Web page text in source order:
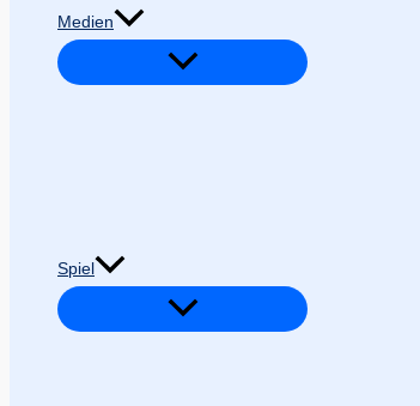
Medien
Spiel